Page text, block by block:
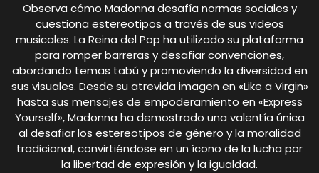
Observa cómo Madonna desafía normas sociales y
cuestiona estereotipos a través de sus videos
musicales. La Reina del Pop ha utilizado su plataforma
para romper barreras y desafiar convenciones,
abordando temas tabú y promoviendo la diversidad en
sus visuales. Desde su atrevida imagen en «Like a Virgin»
hasta sus mensajes de empoderamiento en «Express
Yourself», Madonna ha demostrado una valentía única
al desafiar los estereotipos de género y la moralidad
tradicional, convirtiéndose en un ícono de la lucha por
la libertad de expresión y la igualdad.